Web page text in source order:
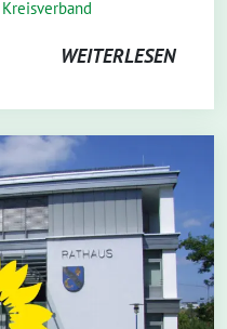
Kreisverband
WEITERLESEN